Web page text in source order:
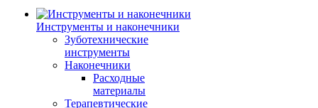
Инструменты и наконечники
Зуботехнические
инструменты
Наконечники
Расходные
материалы
Терапевтические